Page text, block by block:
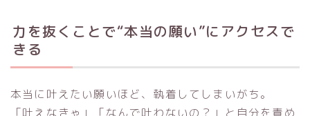
力を抜くことで“本当の願い”にアクセスで
きる
本当に叶えたい願いほど、執着してしまいがち。
「叶えなきゃ」「なんで叶わないの？」と自分を責め